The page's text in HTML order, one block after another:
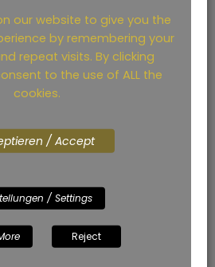
in Liga Zwei
Da fährt man Richtung
our website to give you the
by remembering your
repeat visits. By clicking
to the use of ALL the
cookies.
/ Accept
/ Settings
Reject